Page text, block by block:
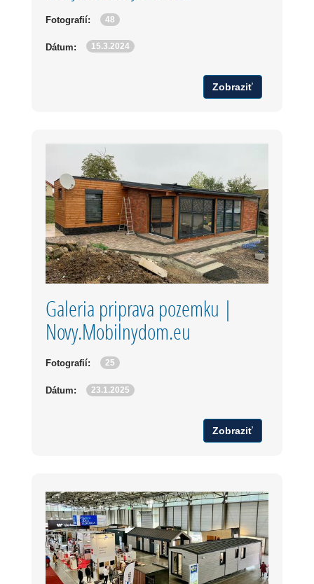
Fotografií: 48
Dátum: 15.3.2024
Zobraziť
Galeria priprava pozemku |
Novy.Mobilnydom.eu
Fotografií: 25
Dátum: 23.1.2025
Zobraziť